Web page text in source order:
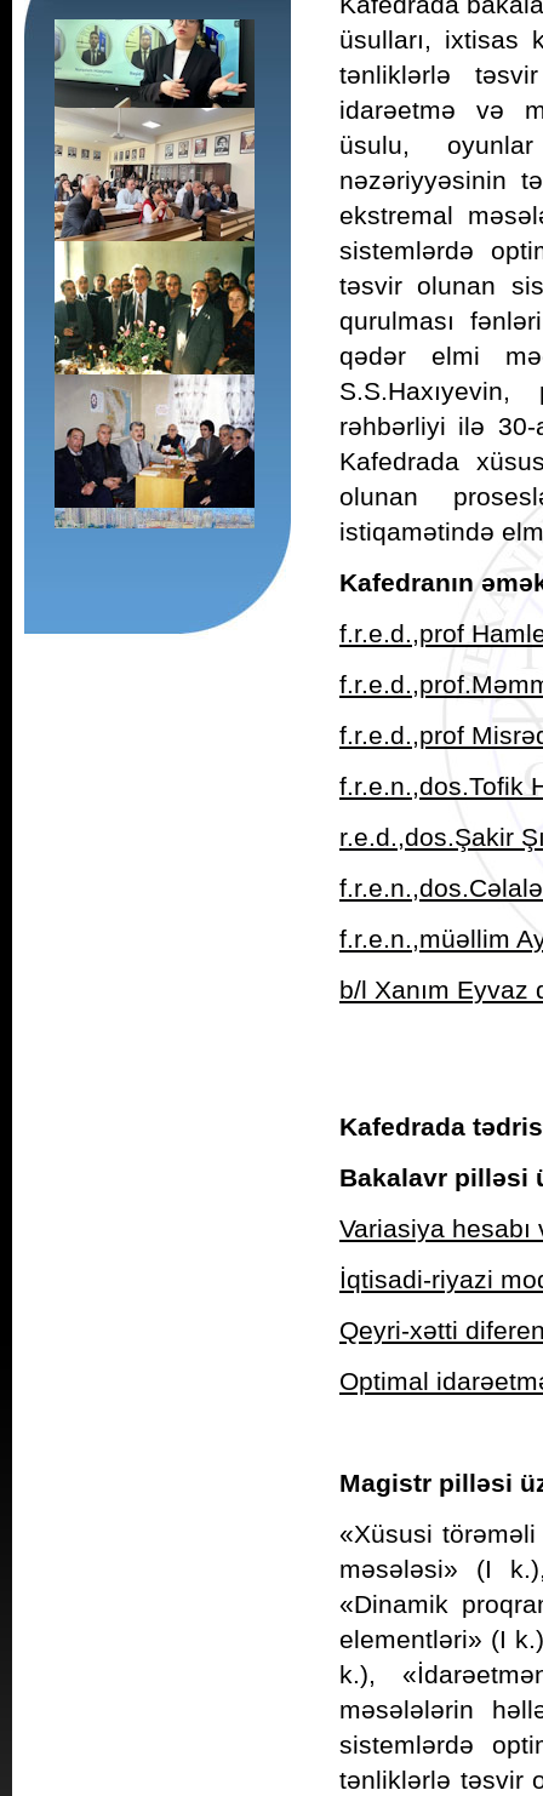
üsulları, ixtisas
tənliklərlə
idarəetmə və
üsulu,
nəzəriyyəsinin
ekstremal
sistemlərdə
təsvir olunan
qurulması
qədər elmi
rəhbərliyi ilə 30-
Kafedrada
olunan
istiqamətində
Kafedranın
f.r.e.d.,prof
f.r.e.d.,prof
f.r.e.n.,dos.Tofik
r.e.d.,dos.Şakir
f.r.e.n.,müəllim
b/l Xanım Eyvaz
Kafedrada
Bakalavr pilləsi
Variasiya hesabı
İqtisadi-riyazi
Qeyri-xətti
Optimal
Magistr pilləsi
«Xüsusi
məsələsi» (I
«Dinamik
elementləri» (I
k.),
məsələlərin
sistemlərdə
tənliklərlə təsvir